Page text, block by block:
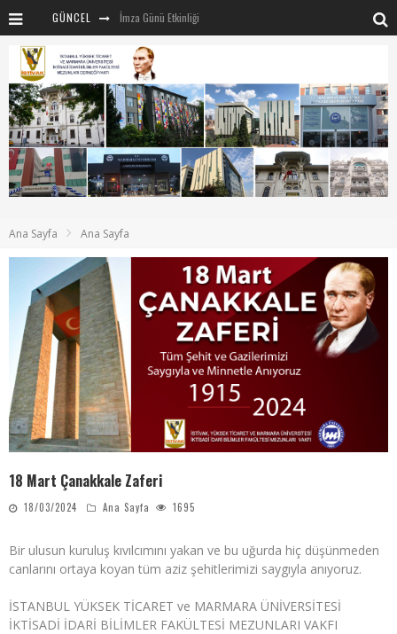
GÜNCEL İmza Günü Etkinliği
İSTİVAK 2025 Nisan Ayı Yönetim Kurulu Toplantısı
Mentör-Marmara projesi Kahvaltı Buluşması
“RUH VE BEDENİN UYANIŞI” konulu etkinliğimizden kareler
SAHNE SANATLARINDA İZ BIRAKAN CUMHURİYET KADINLARI
Ana Sayfa Ana Sayfa
18 Mart Çanakkale Zaferi
18/03/2024 Ana Sayfa 1695
Bir ulusun kuruluş kıvılcımını yakan ve bu uğurda hiç düşünmeden
canlarını ortaya koyan tüm aziz şehitlerimizi saygıyla anıyoruz.
İSTANBUL YÜKSEK TİCARET ve MARMARA ÜNİVERSİTESİ
İKTİSADİ İDARİ BİLİMLER FAKÜLTESİ MEZUNLARI VAKFI